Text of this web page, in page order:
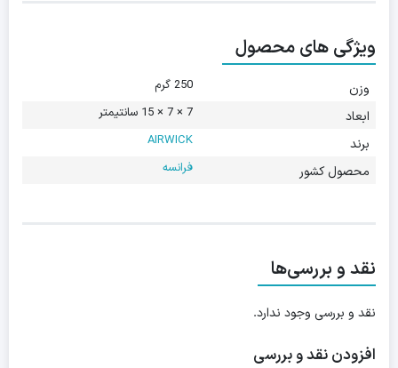
ویژگی های محصول
وزن 250 گرم
ابعاد 7 × 7 × 15 سانتیمتر
برند AIRWICK
محصول کشور فرانسه
نقد و بررسی‌ها
نقد و بررسی وجود ندارد.
افزودن نقد و بررسی